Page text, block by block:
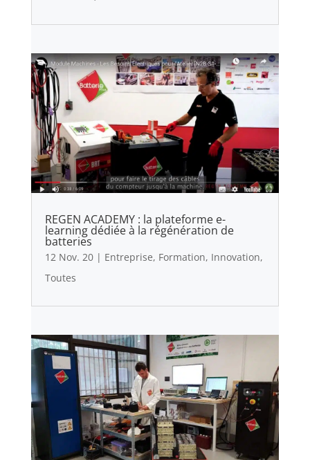
REGEN ACADEMY : la plateforme e-
learning dédiée à la régénération de
batteries
12 Nov. 20| Entreprise, Formation, Innovation,
Toutes